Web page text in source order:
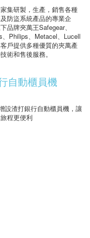
集研製，生產，銷售各種
防盜系統產品的專業企
品牌夾萬王Safegear、
、Philips、Metacel、Lucell
戶提供多種優質的夾萬產
術和售後服務。
自動櫃員機
設渣打銀行自動櫃員機，讓
程更便利